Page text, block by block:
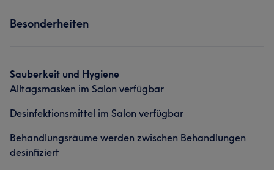
Was unsere Kunden über Kira sagen
Talentiert 7
Was unsere Kunden über Yvonne sagen
Sympathisch Professionell
Herzlich 8
Besonderheiten
Sauberkeit und Hygiene
Alltagsmasken im Salon verfügbar
Desinfektionsmittel im Salon verfügbar
Behandlungsräume werden zwischen Behandlungen
desinfiziert